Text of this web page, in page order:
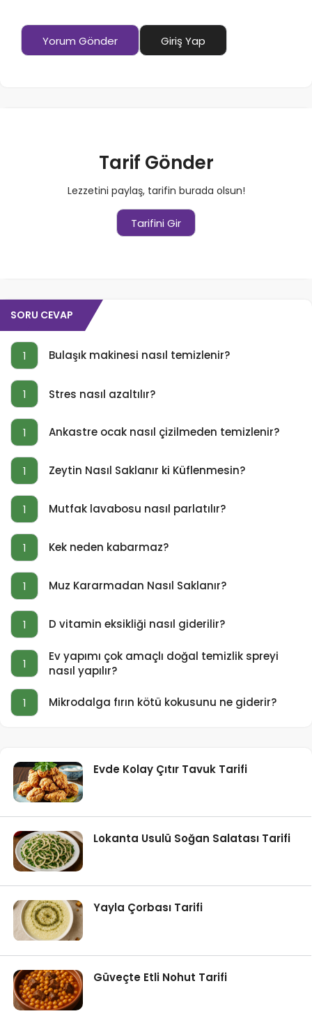
Yorum Gönder Giriş Yap
Tarif Gönder
Lezzetini paylaş, tarifin burada olsun!
Tarifini Gir
SORU CEVAP
1 Bulaşık makinesi nasıl temizlenir?
1 Stres nasıl azaltılır?
1 Ankastre ocak nasıl çizilmeden temizlenir?
1 Zeytin Nasıl Saklanır ki Küflenmesin?
1 Mutfak lavabosu nasıl parlatılır?
1 Kek neden kabarmaz?
1 Muz Kararmadan Nasıl Saklanır?
1 D vitamin eksikliği nasıl giderilir?
1
Ev yapımı çok amaçlı doğal temizlik spreyi
nasıl yapılır?
1 Mikrodalga fırın kötü kokusunu ne giderir?
Evde Kolay Çıtır Tavuk Tarifi
Lokanta Usulü Soğan Salatası Tarifi
Yayla Çorbası Tarifi
Güveçte Etli Nohut Tarifi